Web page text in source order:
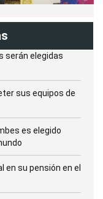
serán elegidas
sus equipos de
es elegido
en su pensión en el